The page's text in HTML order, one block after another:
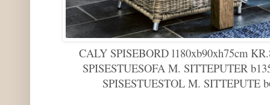
CALY SPISEBORD l180xb90xh75cm
SPISESTUESOFA M. SITTEPUTER
SPISESTUESTOL M. SITTEPUTE